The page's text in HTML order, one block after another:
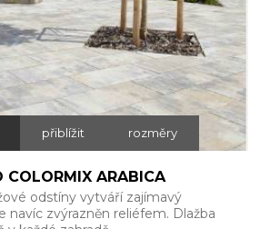
přiblížit rozměry
COLORMIX ARABICA
odstíny vytváří zajímavý
navíc zvýrazněn reliéfem. Dlažba